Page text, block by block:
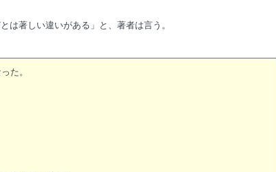
著しい違いがある」と、著者は言う。
た。